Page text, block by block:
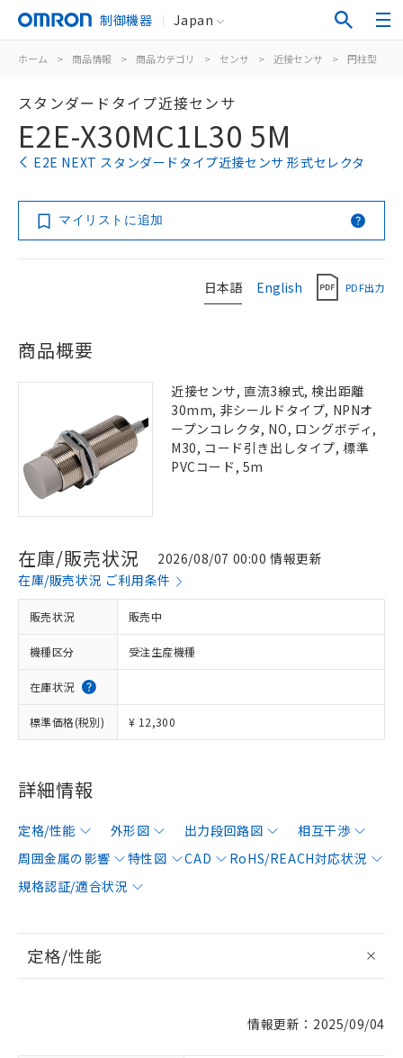
制御機器 Japan
ホーム > 商品情報 > 商品カテゴリ > センサ > 近接センサ > 円柱型
スタンダードタイプ近接センサ
E2E-X30MC1L30 5M
E2E NEXT スタンダードタイプ近接センサ 形式セレクタ
マイリストに追加
日本語 English PDF出力
商品概要
近接センサ, 直流3線式, 検出距離
30mm, 非シールドタイプ, NPNオ
ープンコレクタ, NO, ロングボディ,
M30, コード引き出しタイプ, 標準
PVCコード, 5m
在庫/販売状況
2026/08/07 00:00 情報更新
在庫/販売状況 ご利用条件
販売状況 販売中
機種区分 受注生産機種
在庫状況
標準価格(税別) ¥ 12,300
詳細情報
定格/性能 外形図 出力段回路図
相互干渉
周囲金属の影響
特性図 CAD
RoHS/REACH対応状況
規格認証/適合状況
定格/性能
情報更新：2025/09/04